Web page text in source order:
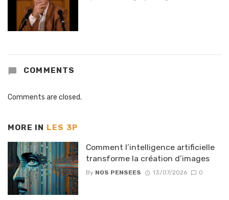
COMMENTS
Comments are closed.
MORE IN LES 3P
Comment l’intelligence artificielle
transforme la création d’images
By NOS PENSEES 13/07/2026 0